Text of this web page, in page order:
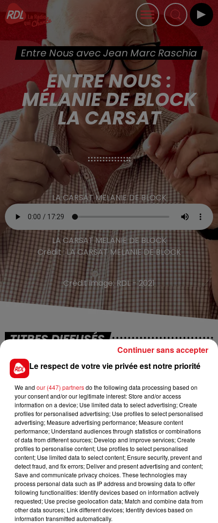
Entre Nous avec Jean Marc Raschia
ENTRE NOUS :
MÉLANIE DE BLOCK
LA CARSAT
LA CARSAT MELANIE DE BLOCK
LA CARSAT MELANIE DE BLOCK
Crédit :LA CARSAT MELANIE DE BLOCK
Crédit image:RDL - 2021
TITRES DIFFUSÉS
5h00
5h00
RENAUD
Dés Que Le Vent Soufflera
4h57
4h57
CHARLES AZNAVOUR
Les Comédiens
AUTRES PODCASTS
Le respect de votre vie privée est notre priorité
We and our (447) partnersdo the following data processing based on
your consent and/or our legitimate interest: Store and/or access
information on a device; Use limited data to select advertising; Create
profiles for personalised advertising; Use profiles to select personalised
advertising; Measure advertising performance; Measure content
performance; Understand audiences through statistics or combinations
of data from different sources; Develop and improve services; Create
profiles to personalise content; Use profiles to select personalised
content; Use limited data to select content; Ensure security, prevent and
detect fraud, and fix errors; Deliver and present advertising and content;
Save and communicate privacy choices. These technologies may
process personal data such as IP address and browsing data to offer
following functionalities: Identify devices based on information actively
requested; Use precise geolocation data; Match and combine data from
other data sources; Link different devices; Identify devices based on
information transmitted automatically.
Continuer sans accepter